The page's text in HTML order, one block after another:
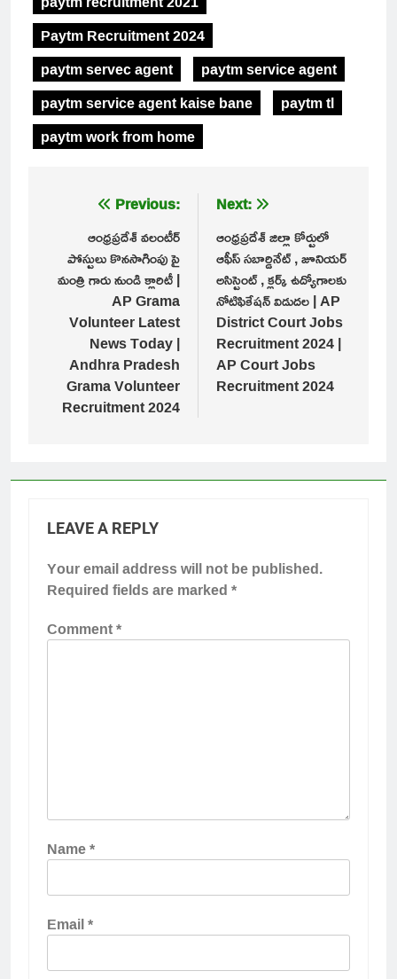
Paytm Recruitment 2024
paytm servec agent
paytm service agent
paytm service agent kaise bane
paytm tl
paytm work from home
navigation
Previous:
ఆంధ్రప్రదేశ్ వలంటీర్
పోస్టులు కొనసాగింపు పై
మంత్రి గారు నుండి క్లారిటీ |
AP Grama
Volunteer Latest
News Today |
Andhra Pradesh
Grama Volunteer
Recruitment 2024
Next:
ఆంధ్రప్రదేశ్ జిల్లా కోర్టులో
ఆఫీస్ సబార్డినేట్ , జూనియర్
అసిస్టెంట్ , క్లర్క్ ఉద్యోగాలకు
నోటిఫికేషన్ విడుదల | AP
District Court Jobs
Recruitment 2024 |
AP Court Jobs
Recruitment 2024
LEAVE A REPLY
Your email address will not be published.
Required fields are marked*
Comment*
Name*
Email*